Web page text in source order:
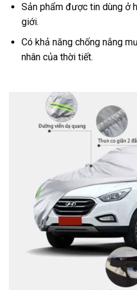
Sản phẩm được tin dùng ở
giới.
Có khả năng chống nắng
nhân của thời tiết.